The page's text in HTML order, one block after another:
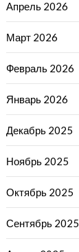
Апрель 2026
Март 2026
Февраль 2026
Январь 2026
Декабрь 2025
Ноябрь 2025
Октябрь 2025
Сентябрь 2025